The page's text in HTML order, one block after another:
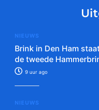
NIEUWS
Brink in Den Ham
de tweede
9 uur ago
NIEUWS